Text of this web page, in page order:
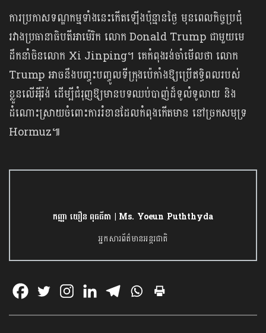
ការប្រកាសទណ្ឌកម្មទាំងនេះកើតឡើងប៉ុន្មានថ្ងៃ មុនពេលកិច្ចប្រជុំ
រវាងប្រធានាធិបតីអាម៉េរិក លោក Donald Trump ជាមួយមេ
ដឹកនាំចិនលោក Xi Jinping។ គេកំពុងរង់ចាំមើលថា លោក
Trump អាចនឹងបញ្ចុះបញ្ចូលទីក្រុងប៉េកាំងឱ្យប្រើឥទ្ធិពលរបស់
ខ្លួនលើអុីរ៉ង់ ដើម្បីជំរុញឱ្យមានបទឈប់បាញ់ដ៏ទូលំទូលាយ និង
ដំណោះស្រាយចំពោះការរំខានដែលកំពុងកើតមាន នៅច្រកសមុទ្រ
Hormuz៕
កញ្ញា យឿន ពុធធីតា | Ms. Yoeun Puththyda
អ្នកសារព័ត៌មានអន្តរជាតិ